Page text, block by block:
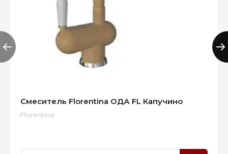
Смеситель Florentina ОДА FL Капучино
Florentina